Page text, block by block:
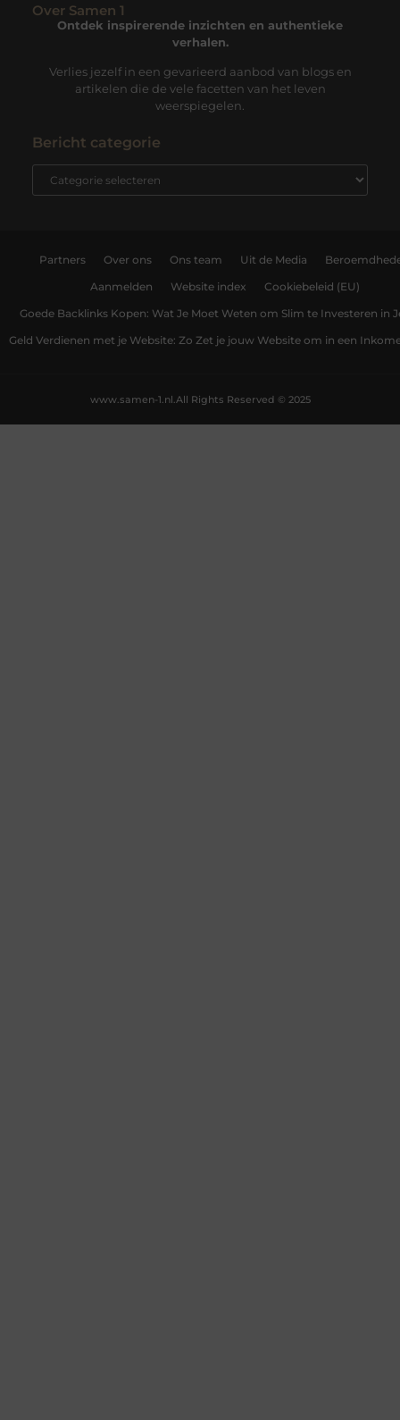
Over Samen 1
Ontdek inspirerende inzichten en authentieke
verhalen.
Verlies jezelf in een gevarieerd aanbod van blogs en
artikelen die de vele facetten van het leven
weerspiegelen.
Bericht categorie
Partners Over ons Ons team Uit de Media
Aanmelden Website index Cookiebeleid (EU)
Goede Backlinks Kopen: Wat Je Moet Weten om Slim te Investeren in
Geld Verdienen met je Website: Zo Zet je jouw Website om in een
All Rights Reserved © 2025
www.samen-1.nl.